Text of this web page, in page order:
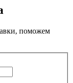
поможем